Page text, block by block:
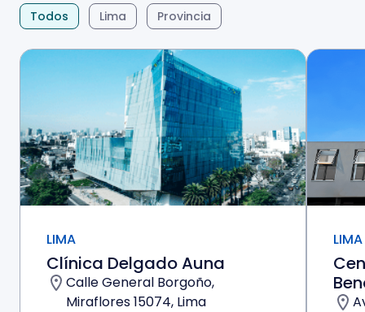
Todos Lima Provincia
LIMA
Clínica Delgado Auna
Calle General Borgoño,
Miraflores 15074, Lima
LIMA